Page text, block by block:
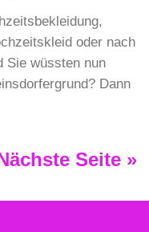
oder nach
Sie wüssten nun
Dann
Seite »